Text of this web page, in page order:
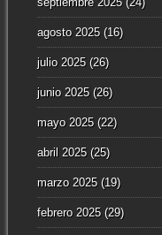
agosto 2025(16)
julio 2025(26)
junio 2025(26)
mayo 2025(22)
abril 2025(25)
marzo 2025(19)
febrero 2025(29)